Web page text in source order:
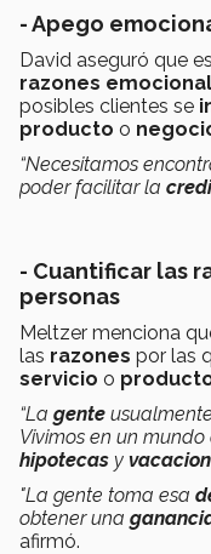
- Apego
David aseguró que
razones
posibles clientes se
producto o
“Necesitamos
poder facilitar la
- Cuantificar las
personas
Meltzer menciona
las razones por las
servicio o
“La gente
Vivimos en un
hipotecas y
"La gente toma esa
obtener una
afirmó.